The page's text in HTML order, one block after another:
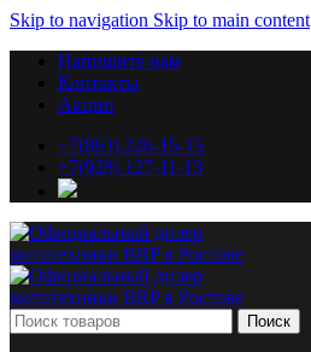
Skip to navigation Skip to main content
Напишите нам
Контакты
Акции
+7(863) 226-15-15
+7(928) 127-11-13
Поиск